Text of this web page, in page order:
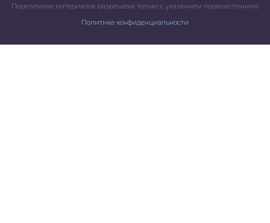
Перепечатка материалов разрешена только с указанием первоисточника
Политика конфиденциальности